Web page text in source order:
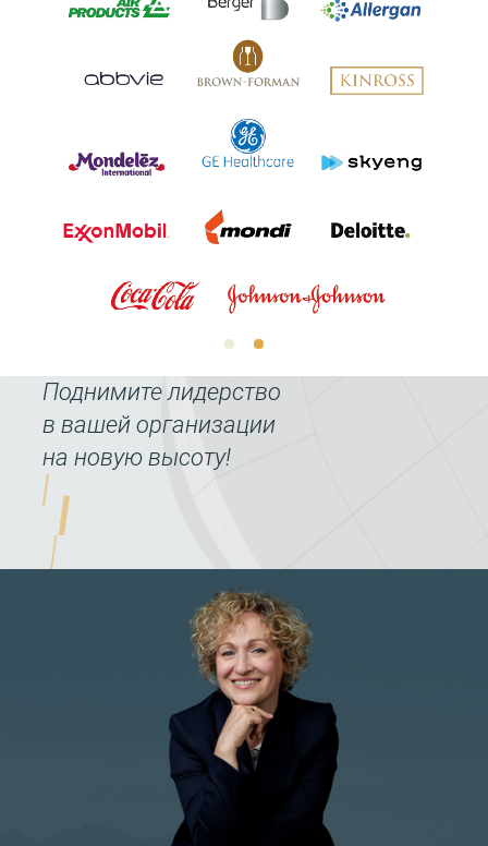
ПОДХОД
РАЗВИТИИ
ЛИДЕРСТВА
Поднимите лидерство
в вашей организации
на новую высоту!